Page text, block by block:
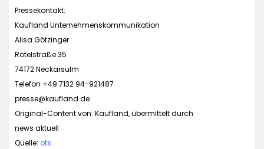
Pressekontakt:
Kaufland Unternehmenskommunikation
Alisa Götzinger
Rötelstraße 35
74172 Neckarsulm
Telefon +49 7132 94-921487
presse@kaufland.de
Original-Content von: Kaufland, übermittelt durch
news aktuell
Quelle: ots